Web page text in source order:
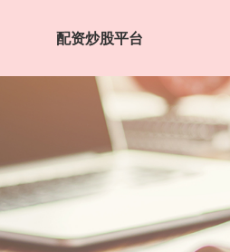
配资炒股平台